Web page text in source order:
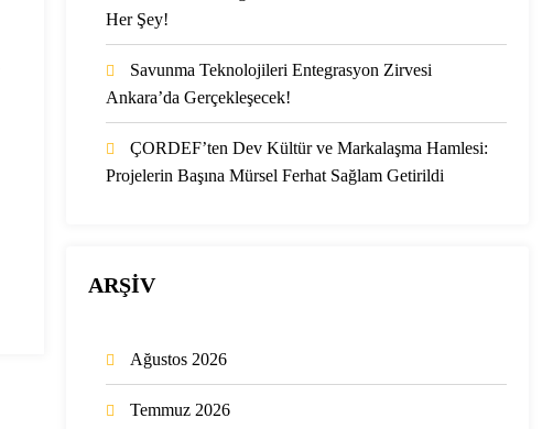
Her Şey!
Savunma Teknolojileri Entegrasyon Zirvesi
Ankara’da Gerçekleşecek!
ÇORDEF’ten Dev Kültür ve Markalaşma Hamlesi:
Projelerin Başına Mürsel Ferhat Sağlam Getirildi
ARŞİV
Ağustos 2026
Temmuz 2026